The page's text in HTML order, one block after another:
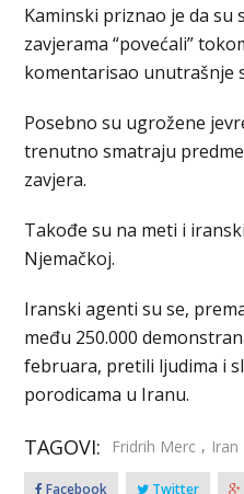
Kaminski priznao je da su
zavjerama “povećali”
komentarisao unutrašnje
Posebno su ugrožene
trenutno smatraju
zavjera.
Takođe su na meti i
Njemačkoj.
Iranski agenti su se,
među 250.000
februara, pretili ljudima i
porodicama u Iranu.
TAGOVI: Fridrih Merc , Iran
Facebook Twitter